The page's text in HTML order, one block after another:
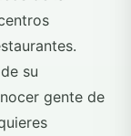
su
gente de